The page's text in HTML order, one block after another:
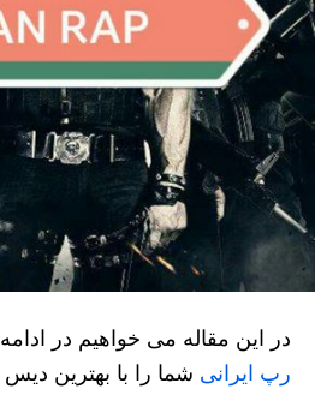
در این مقاله می خواهیم در
رپ ایرانی شما را با بهترین